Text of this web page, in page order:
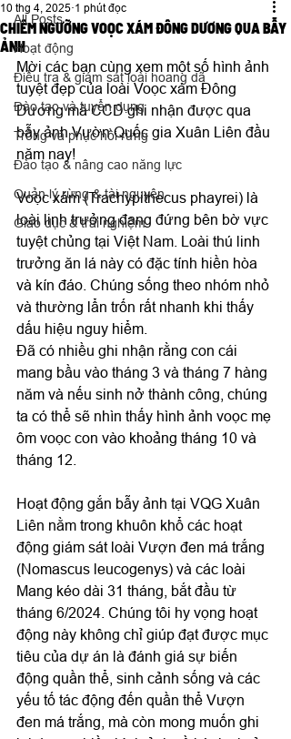
All Posts
Hoạt động
Điều tra & giám sát loài hoang dã
Đào tạo và tuyển dụng
Trồng và phục hồi rừng
Đào tạo & nâng cao năng lực
Quản lý rừng & tài nguyên
Giáo dục & trải nghiệm
CHIÊM NGƯỠNG VOỌC XÁM ĐÔNG DƯƠNG QUA BẪY
ẢNH
10 thg 4, 2025 1 phút đọc
Mời các bạn cùng xem một số hình ảnh
tuyệt đẹp của loài Voọc xám Đông
Dương mà CCD ghi nhận được qua
bẫy ảnh Vườn Quốc gia Xuân Liên đầu
năm nay!
Voọc xám (Trachypithecus phayrei) là
loài linh trưởng đang đứng bên bờ vực
tuyệt chủng tại Việt Nam. Loài thú linh
trưởng ăn lá này có đặc tính hiền hòa
và kín đáo. Chúng sống theo nhóm nhỏ
và thường lẩn trốn rất nhanh khi thấy
dấu hiệu nguy hiểm.
Đã có nhiều ghi nhận rằng con cái
mang bầu vào tháng 3 và tháng 7 hàng
năm và nếu sinh nở thành công, chúng
ta có thể sẽ nhìn thấy hình ảnh voọc mẹ
ôm voọc con vào khoảng tháng 10 và
tháng 12.
Hoạt động gắn bẫy ảnh tại VQG Xuân
Liên nằm trong khuôn khổ các hoạt
động giám sát loài Vượn đen má trắng
(Nomascus leucogenys) và các loài
Mang kéo dài 31 tháng, bắt đầu từ
tháng 6/2024. Chúng tôi hy vọng hoạt
động này không chỉ giúp đạt được mục
tiêu của dự án là đánh giá sự biến
động quần thể, sinh cảnh sống và các
yếu tố tác động đến quần thể Vượn
đen má trắng, mà còn mong muốn ghi